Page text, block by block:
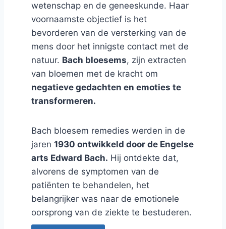
wetenschap en de geneeskunde. Haar
voornaamste objectief is het
bevorderen van de versterking van de
mens door het innigste contact met de
natuur. Bach bloesems, zijn extracten
van bloemen met de kracht om
negatieve gedachten en emoties te
transformeren.
Bach bloesem remedies werden in de
jaren 1930 ontwikkeld door de Engelse
arts Edward Bach. Hij ontdekte dat,
alvorens de symptomen van de
patiënten te behandelen, het
belangrijker was naar de emotionele
oorsprong van de ziekte te bestuderen.